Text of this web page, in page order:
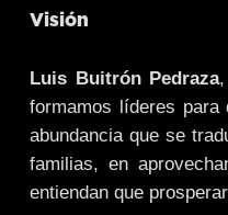
Visión
Luis Buitrón Pedraza
formamos líderes para
abundancia que se
familias, en
entiendan que